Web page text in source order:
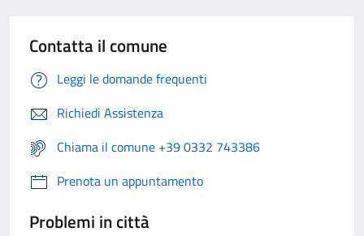
Contatta il comune
Leggi le domande frequenti
Richiedi Assistenza
Chiama il comune +39 0332 743386
Prenota un appuntamento
Problemi in città